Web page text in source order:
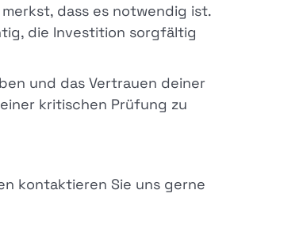
dass es notwendig ist.
die Investition sorgfältig
und das Vertrauen deiner
kritischen Prüfung zu
kontaktieren Sie uns gerne